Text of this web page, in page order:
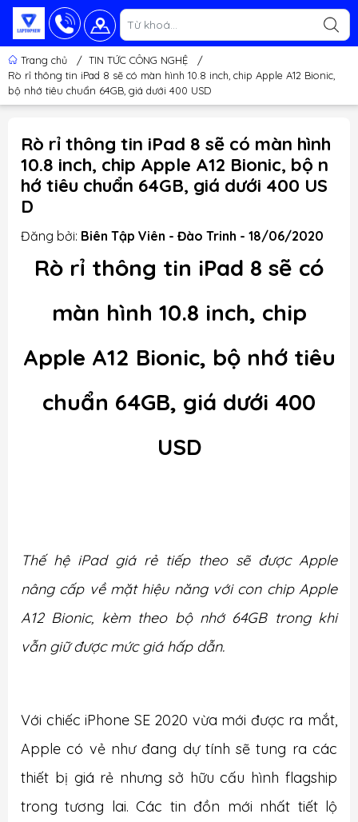
Trang chủ / TIN TỨC CÔNG NGHỆ
/
Rò rỉ thông tin iPad 8 sẽ có màn hình 10.8 inch, chip Apple A12 Bionic,
bộ nhớ tiêu chuẩn 64GB, giá dưới 400 USD
Rò rỉ thông tin iPad 8 sẽ có màn hình
10.8 inch, chip Apple A12 Bionic, bộ n
hớ tiêu chuẩn 64GB, giá dưới 400 US
D
Đăng bởi: Biên Tập Viên - Đào Trinh - 18/06/2020
Rò rỉ thông tin iPad 8 sẽ có
màn hình 10.8 inch, chip
Apple A12 Bionic, bộ nhớ tiêu
chuẩn 64GB, giá dưới 400
USD
Thế hệ iPad giá rẻ tiếp theo sẽ được Apple
nâng cấp về mặt hiệu năng với con chip Apple
A12 Bionic, kèm theo bộ nhớ 64GB trong khi
vẫn giữ được mức giá hấp dẫn.
Với chiếc iPhone SE 2020 vừa mới được ra mắt,
Apple có vẻ như đang dự tính sẽ tung ra các
thiết bị giá rẻ nhưng sở hữu cấu hình flagship
trong tương lai. Các tin đồn mới nhất tiết lộ